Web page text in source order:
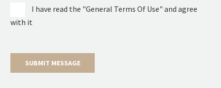
I have read the "General Terms Of Use" and agree
with it